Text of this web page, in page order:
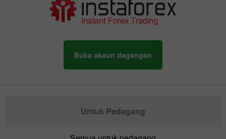
Buka akaun dagangan
Untuk Pedagang